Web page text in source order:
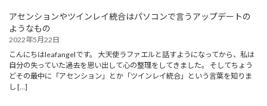
アセンションやツインレイ統合はパソコンで言うアップデートの
ようなもの
2022年5月22日
こんにちはleafangelです。 大天使ラファエルと話すようになってから、私は
自分の失っていた過去を思い出して心の整理をしてきました。 そしてちょう
どその最中に「アセンション」とか「ツインレイ統合」という言葉を知りま
し […]